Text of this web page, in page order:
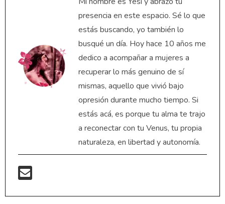
presencia en este espacio. Sé lo que
estás buscando, yo también lo
busqué un día. Hoy hace 10 años me
dedico a acompañar a mujeres a
recuperar lo más genuino de sí
mismas, aquello que vivió bajo
opresión durante mucho tiempo. Si
estás acá, es porque tu alma te trajo
a reconectar con tu Venus, tu propia
naturaleza, en libertad y autonomía.